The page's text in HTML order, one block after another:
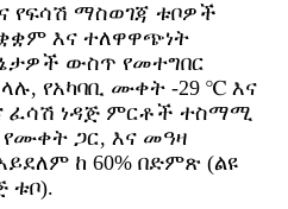
የፍሳሽ ማስወገጃ ቱቦዎች
እና ተለዋዋጭነት
ውስጥ የመተግበር
የአካባቢ ሙቀት -29 ℃ እና
ፈሳሽ ነዳጅ ምርቶች ተስማሚ
የሙቀት ጋር, እና መዓዛ
ከ 60% በድምጽ (ልዩ
ቱቦ).